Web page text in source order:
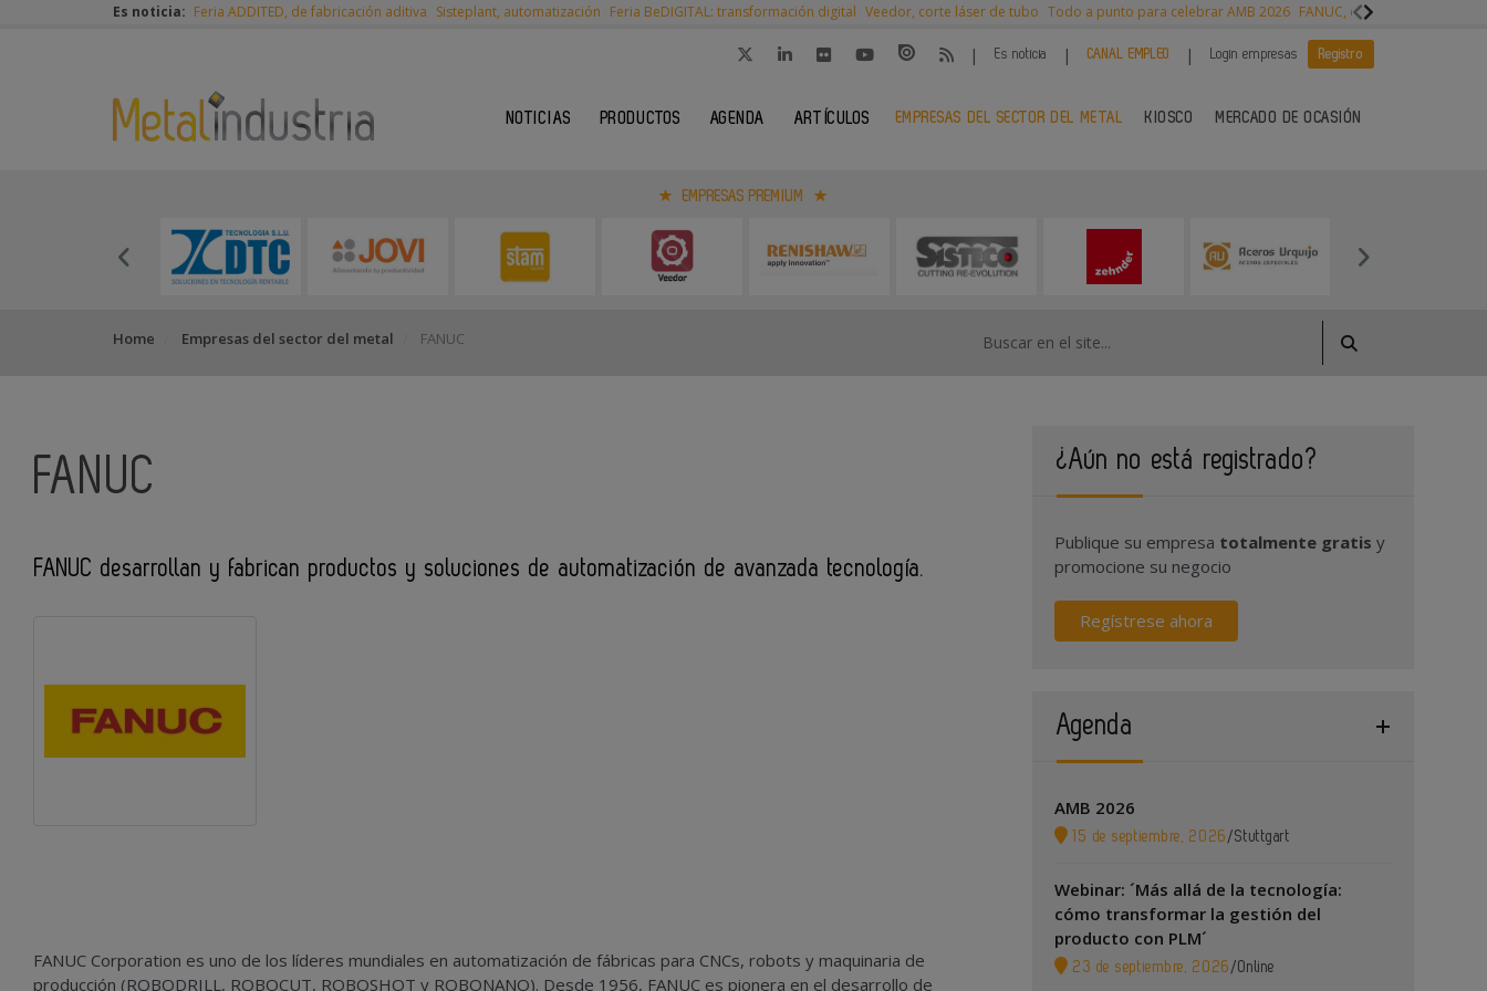
Es noticia: Feria ADDITED, de fabricación aditiva Sisteplant, automatización Feria BeDIGITAL: transformación digital Veedor, corte láser de tubo Todo a punto para celebrar AMB 2026 FANUC, colaboración con
| Es noticia | CANAL EMPLEO | Login empresas Registro
NOTICIAS PRODUCTOS AGENDA ARTÍCULOS EMPRESAS DEL SECTOR DEL METAL KIOSCO MERCADO DE OCASIÓN
EMPRESAS PREMIUM
Home Empresas del sector del metal FANUC
FANUC
FANUC desarrollan y fabrican productos y soluciones de automatización de avanzada tecnología.
FANUC Corporation es uno de los líderes mundiales en automatización de fábricas para CNCs, robots y maquinaria de
producción (ROBODRILL, ROBOCUT, ROBOSHOT y ROBONANO). Desde 1956, FANUC es pionera en el desarrollo de
¿Aún no está registrado?
Publique su empresa totalmente gratis y
promocione su negocio
Regístrese ahora
Agenda
AMB 2026
15 de septiembre, 2026 /Stuttgart
Webinar: ´Más allá de la tecnología:
cómo transformar la gestión del
producto con PLM´
23 de septiembre, 2026 /Online